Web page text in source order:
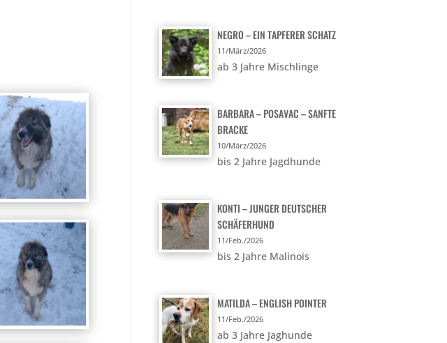
NEGRO – EIN TAPFERER SCHATZ
11/März/2026
ab 3 Jahre Mischlinge
BARBARA – POSAVAC – SANFTE
BRACKE
10/März/2026
bis 2 Jahre Jagdhunde
KONTI – JUNGER DEUTSCHER
SCHÄFERHUND
11/Feb./2026
bis 2 Jahre Malinois
MATILDA – ENGLISH POINTER
11/Feb./2026
ab 3 Jahre Jaghunde